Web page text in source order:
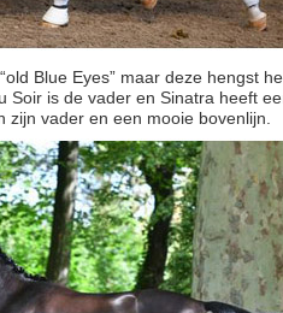
Blue Eyes” maar deze hengst
Soir is de vader en Sinatra heeft
zijn vader en een mooie bovenlijn.